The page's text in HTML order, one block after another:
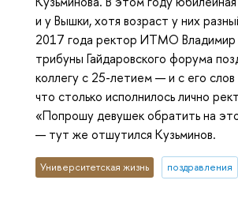
и у Вышки, хотя возраст у них
2017 года ректор ИТМО Владимир
трибуны Гайдаровского форума
коллегу с 25-летием — и с его слов
что столько исполнилось лично
«Попрошу девушек обратить на
— тут же отшутился Кузьминов.
Университетская жизнь поздравления